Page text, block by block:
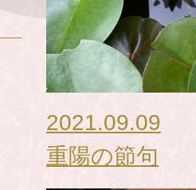
2021.09.09
重陽の節句